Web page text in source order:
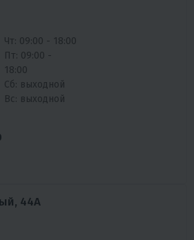
Чт: 09:00 - 18:00
Пт: 09:00 -
18:00
Сб: выходной
Вс: выходной
44А